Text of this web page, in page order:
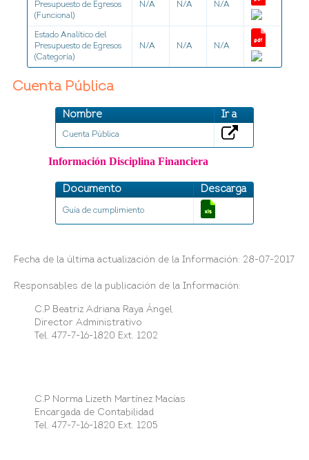
Presupuesto de Egresos
(Funcional)
N/A N/A N/A
Estado Analítico del
Presupuesto de Egresos
(Categoría)
N/A N/A N/A
Cuenta Pública
Nombre Ir a
Cuenta Pública
Información Disciplina Financiera
Documento Descarga
Guía de cumplimiento
Fecha de la última actualización de la Información: 28-07-2017
Responsables de la publicación de la Información:
C.P Beatriz Adriana Raya Ángel
Director Administrativo
Tel. 477-7-16-1820 Ext. 1202
C.P Norma Lizeth Martínez Macías
Encargada de Contabilidad
Tel. 477-7-16-1820 Ext. 1205